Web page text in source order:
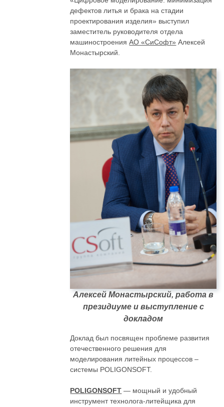
дефектов литья и брака на стадии
проектирования изделия» выступил
заместитель руководителя отдела
машиностроенияАО «СиСофт» Алексей
Монастырский.
Алексей Монастырский, работа в
президиуме и выступление с
докладом
Доклад был посвящен проблеме развития
отечественного решения для
моделирования литейных процессов –
системы POLIGONSOFT.
POLIGONSOFT — мощный и удобный
инструмент технолога-литейщика для